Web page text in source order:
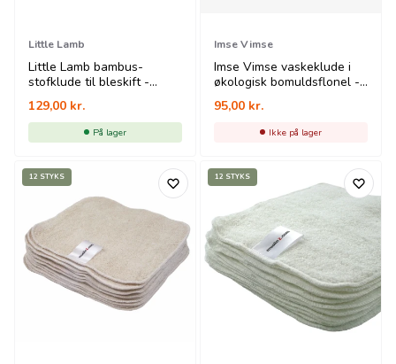
Little Lamb
Little Lamb bambus-
stofklude til bleskift -
129,00 kr.
På lager
Imse Vimse
Imse Vimse vaskeklude i
økologisk bomuldsflonel -
95,00 kr.
Ikke på lager
12 STYKS 12 STYKS